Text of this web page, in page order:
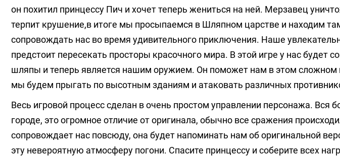
он похитил принцессу Пич и хочет теперь жениться на ней. Мерзавец
терпит крушение,в итоге мы просыпаемся в Шляпном царстве и находим
сопровождать нас во время удивительного приключения. Наше
предстоит пересекать просторы красочного мира. В этой игре у нас будет
шляпы и теперь является нашим оружием. Он поможет нам в этом сложном
мы будем прыгать по высотным зданиям и атаковать различных
Весь игровой процесс сделан в очень простом управлении персонажа. Вся
городе, это огромное отличие от оригинала, обычно все сражения
сопровождает нас повсюду, она будет напоминать нам об оригинальной
эту невероятную атмосферу погони. Спасите принцессу и соберите всех